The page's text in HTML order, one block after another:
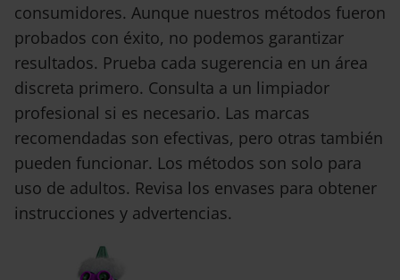
consumidores. Aunque nuestros métodos fueron
probados con éxito, no podemos garantizar
resultados. Prueba cada sugerencia en un área
discreta primero. Consulta a un limpiador
profesional si es necesario. Las marcas
recomendadas son efectivas, pero otras también
pueden funcionar. Los métodos son solo para
uso de adultos. Revisa los envases para obtener
instrucciones y advertencias.